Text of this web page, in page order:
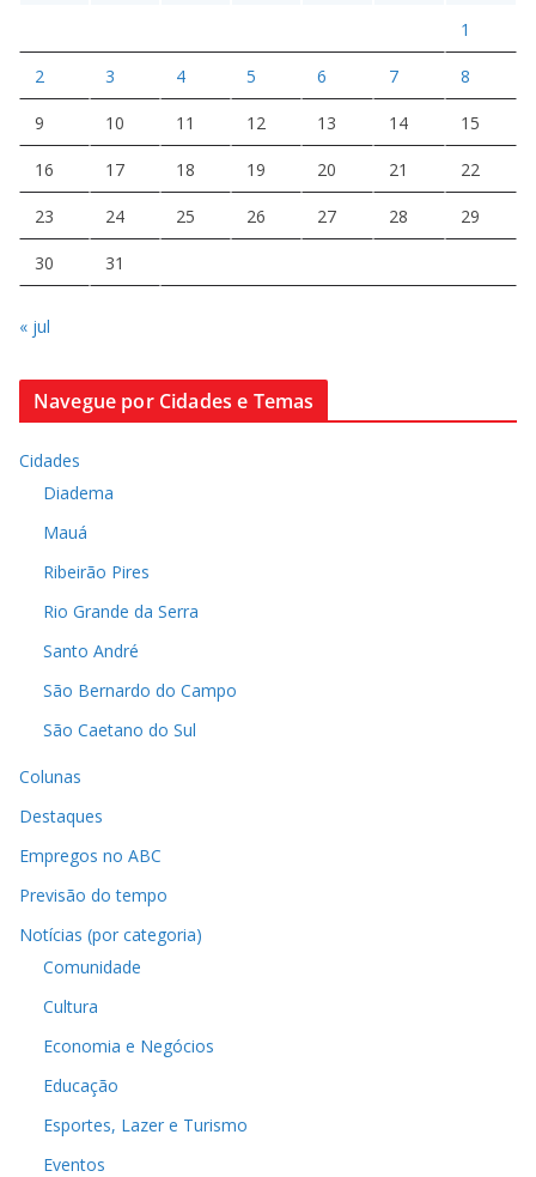
1
2 3 4 5 6 7 8
9 10 11 12 13 14 15
16 17 18 19 20 21 22
23 24 25 26 27 28 29
30 31
« jul
Navegue por Cidades e Temas
Cidades
Diadema
Mauá
Ribeirão Pires
Rio Grande da Serra
Santo André
São Bernardo do Campo
São Caetano do Sul
Colunas
Destaques
Empregos no ABC
Previsão do tempo
Notícias (por categoria)
Comunidade
Cultura
Economia e Negócios
Educação
Esportes, Lazer e Turismo
Eventos